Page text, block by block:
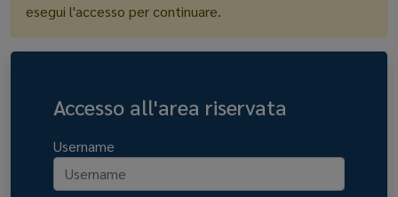
esegui l'accesso per continuare.
Accesso all'area riservata
Username